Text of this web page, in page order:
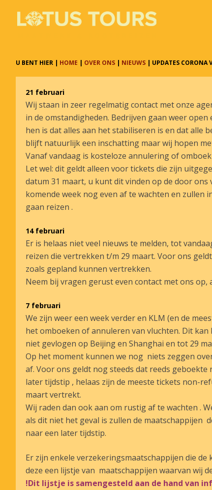
U BENT HIER | HOME | OVER ONS | NIEUWS | UPDATES CORONA
21 februari
Wij staan in zeer regelmatig contact met onze
in de omstandigheden. Bedrijven gaan weer
hen is dat alles aan het stabiliseren is en dat alle
blijft natuurlijk een inschatting maar wij hopen
Vanaf vandaag is kosteloze annulering of
Let wel: dit geldt alleen voor tickets die zijn
datum 31 maart, u kunt dit vinden op de door
komende week nog even af te wachten en zullen
gaan reizen .
14 februari
Er is helaas niet veel nieuws te melden, tot
reizen die vertrekken t/m 29 maart. Voor ons
zoals gepland kunnen vertrekken.
Neem bij vragen gerust even contact met ons
7 februari
We zijn weer een week verder en KLM (en de
het omboeken of annuleren van vluchten. Dit
niet gevlogen op Beijing en Shanghai en tot 29
Op het moment kunnen we nog niets zeggen
af. Voor ons geldt nog steeds dat reeds
later tijdstip , helaas zijn de meeste tickets non-
maart vertrekt.
Wij raden dan ook aan om rustig af te wachten .
als dit niet het geval is zullen de maatschappijen
naar een later tijdstip.
Er zijn enkele verzekeringsmaatschappijen die
deze een lijstje van maatschappijen waarvan wij
!Dit lijstje is samengesteld aan de hand van